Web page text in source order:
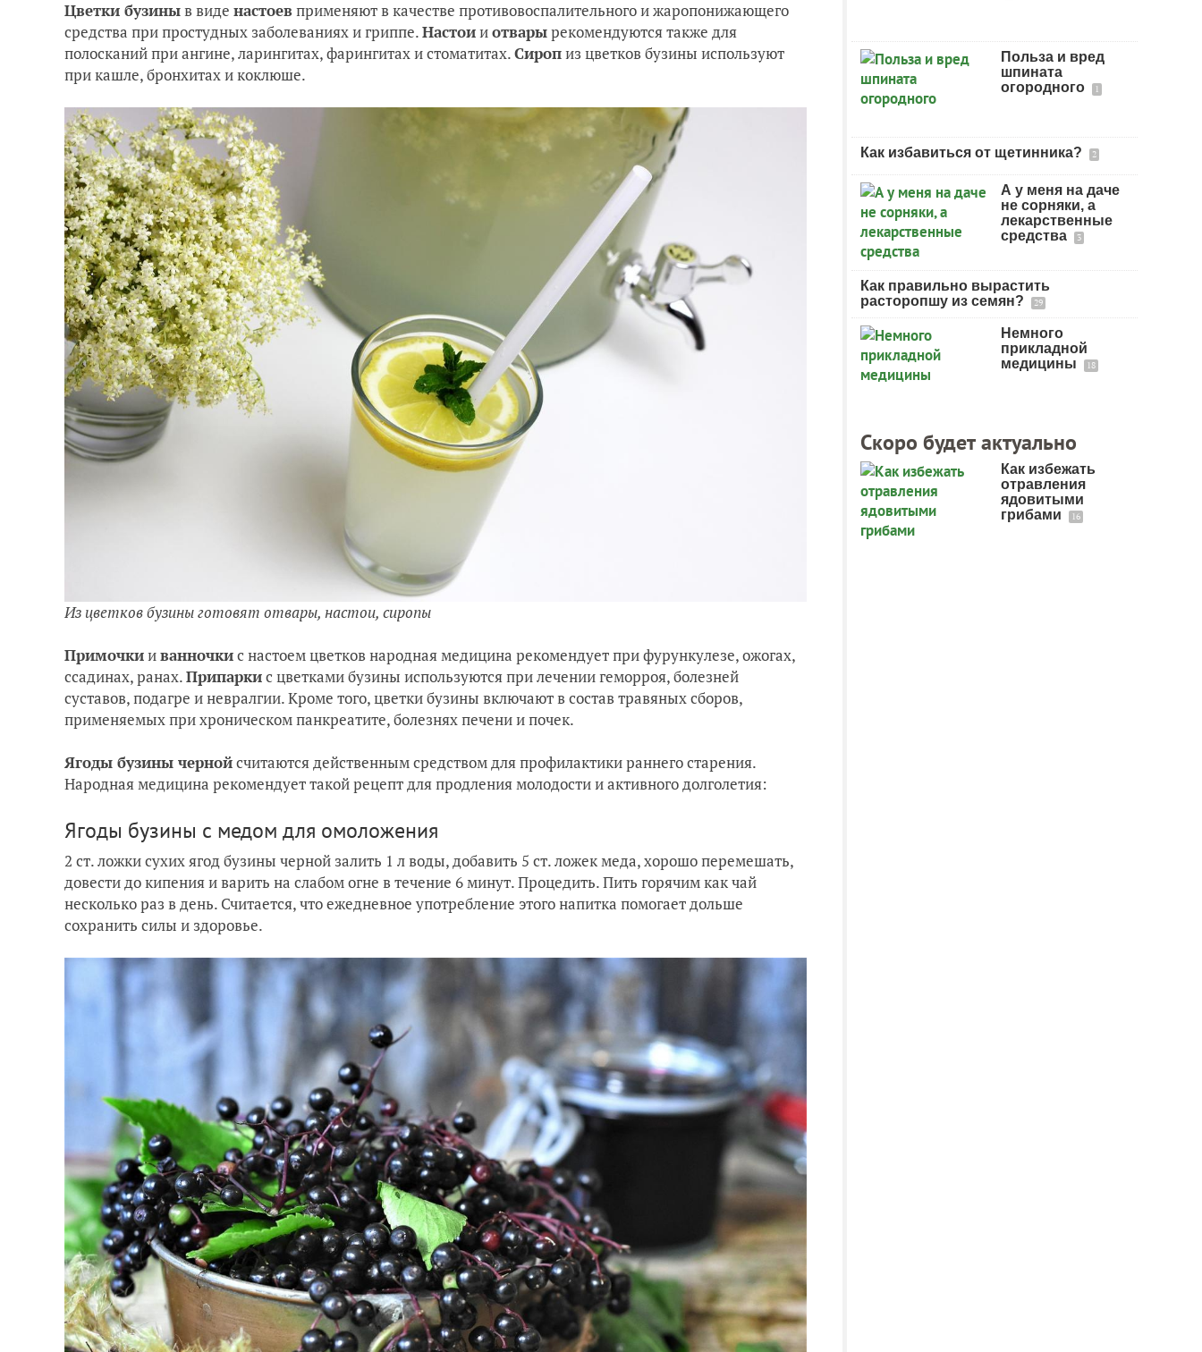
Цветки бузиныв виде настоев применяют в качестве противовоспалительного и жаропонижающего
средства при простудных заболеваниях и гриппе.Настоииотварырекомендуются также для
полосканий при ангине, ларингитах, фарингитах и стоматитах.Сиропиз цветков бузины используют
при кашле, бронхитах и коклюше.
Из цветков бузины готовят отвары, настои, сиропы
Примочкииванночкис настоем цветков народная медицина рекомендует при фурункулезе, ожогах,
ссадинах, ранах.Припаркис цветками бузины используются при лечении геморроя, болезней
суставов, подагре и невралгии. Кроме того, цветки бузины включают в состав травяных сборов,
применяемых при хроническом панкреатите, болезнях печени и почек.
Ягоды бузины чернойсчитаются действенным средством для профилактики раннего старения.
Народная медицина рекомендует такой рецепт для продления молодости и активного долголетия:
Ягоды бузины с медом для омоложения
2 ст. ложки сухих ягод бузины черной залить 1 л воды, добавить 5 ст. ложек меда, хорошо перемешать,
довести до кипения и варить на слабом огне в течение 6 минут. Процедить. Пить горячим как чай
несколько раз в день. Считается, что ежедневное употребление этого напитка помогает дольше
сохранить силы и здоровье.
Польза и вред
шпината
огородного
1
Как избавиться от щетинника? 2
А у меня на даче
не сорняки, а
лекарственные
средства
3
Как правильно вырастить
расторопшу из семян?
29
Немного
прикладной
медицины
18
Скоро будет актуально
Как избежать
отравления
ядовитыми
грибами
16